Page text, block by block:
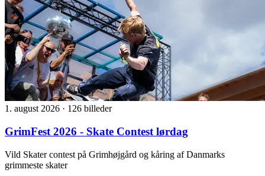
1. august 2026 · 126 billeder
GrimFest 2026 - Skate Contest lørdag
Vild Skater contest på Grimhøjgård og kåring af Danmarks
grimmeste skater